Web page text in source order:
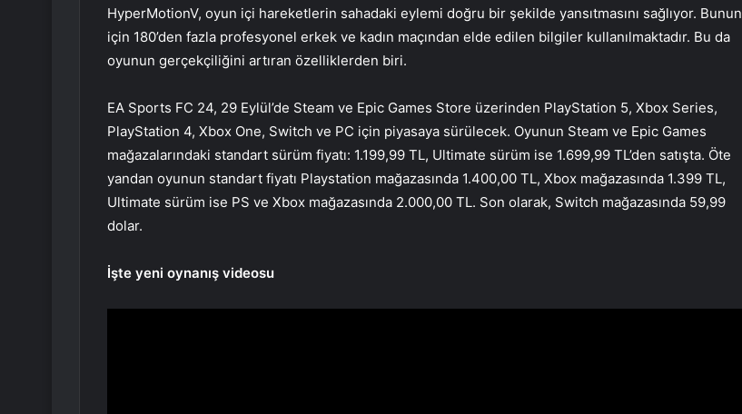
HyperMotionV, oyun içi hareketlerin sahadaki eylemi doğru bir şekilde yansıtmasını sağlıyor. Bunun
için 180’den fazla profesyonel erkek ve kadın maçından elde edilen bilgiler kullanılmaktadır. Bu da
oyunun gerçekçiliğini artıran özelliklerden biri.
EA Sports FC 24, 29 Eylül’de Steam ve Epic Games Store üzerinden PlayStation 5, Xbox Series,
PlayStation 4, Xbox One, Switch ve PC için piyasaya sürülecek. Oyunun Steam ve Epic Games
mağazalarındaki standart sürüm fiyatı: 1.199,99 TL, Ultimate sürüm ise 1.699,99 TL’den satışta. Öte
yandan oyunun standart fiyatı Playstation mağazasında 1.400,00 TL, Xbox mağazasında 1.399 TL,
Ultimate sürüm ise PS ve Xbox mağazasında 2.000,00 TL. Son olarak, Switch mağazasında 59,99
dolar.
İşte yeni oynanış videosu